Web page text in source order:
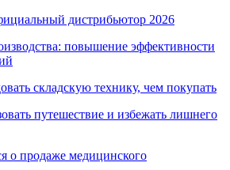
дистрибьютор 2026
повышение эффективности
складскую технику, чем покупать
путешествие и избежать лишнего
о продаже медицинского